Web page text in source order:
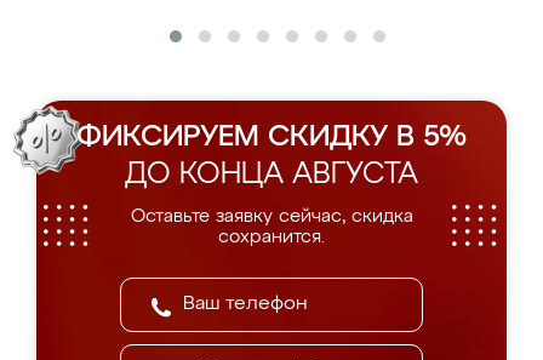
ФИКСИРУЕМ СКИДКУ В 5%
ДО КОНЦА АВГУСТА
Оставьте заявку сейчас, скидка
сохранится.